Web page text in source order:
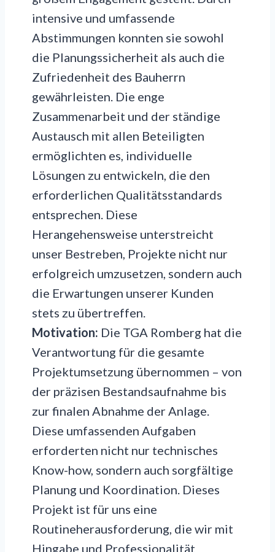
intensive und umfassende
Abstimmungen konnten sie sowohl
die Planungssicherheit als auch die
Zufriedenheit des Bauherrn
gewährleisten. Die enge
Zusammenarbeit und der ständige
Austausch mit allen Beteiligten
ermöglichten es, individuelle
Lösungen zu entwickeln, die den
erforderlichen Qualitätsstandards
entsprechen. Diese
Herangehensweise unterstreicht
unser Bestreben, Projekte nicht nur
erfolgreich umzusetzen, sondern auch
die Erwartungen unserer Kunden
stets zu übertreffen.
Motivation: Die TGA Romberg hat die
Verantwortung für die gesamte
Projektumsetzung übernommen – von
der präzisen Bestandsaufnahme bis
zur finalen Abnahme der Anlage.
Diese umfassenden Aufgaben
erforderten nicht nur technisches
Know-how, sondern auch sorgfältige
Planung und Koordination. Dieses
Projekt ist für uns eine
Routineherausforderung, die wir mit
Hingabe und Professionalität